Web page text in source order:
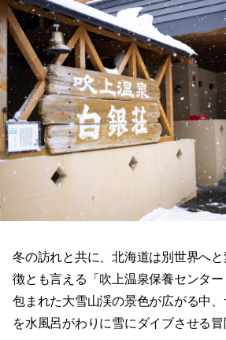
冬の訪れと共に、北海道は別世界へ
徴とも言える「吹上温泉保養センタ
包まれた大雪山渓の景色が広がる中
を水風呂がわりに雪にダイブさせる冒